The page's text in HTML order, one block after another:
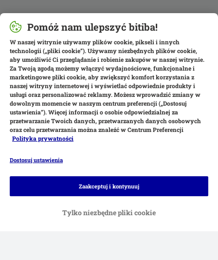
Pomóż nam ulepszyć bitiba!
W naszej witrynie używamy plików cookie, pikseli i innych
technologii („pliki cookie”). Używamy niezbędnych plików cookie,
aby umożliwić Ci przeglądanie i robienie zakupów w naszej witrynie.
Za Twoją zgodą możemy włączyć wydajnościowe, funkcjonalne i
marketingowe pliki cookie, aby zwiększyć komfort korzystania z
naszej witryny internetowej i wyświetlać odpowiednie produkty i
usługi oraz personalizować reklamy. Możesz wprowadzić zmiany w
dowolnym momencie w naszym centrum preferencji („Dostosuj
ustawienia”). Więcej informacji o osobie odpowiedzialnej za
przetwarzanie Twoich danych, przetwarzanych danych osobowych
oraz celu przetwarzania można znaleźć w Centrum Preferencji
Polityka prywatności
Dostosuj ustawienia
Tylko niezbędne pliki cookie
Zaakceptuj i kontynuuj